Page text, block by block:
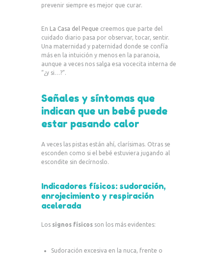
prevenir siempre es mejor que curar.
En La Casa del Peque creemos que parte del
cuidado diario pasa por observar, tocar, sentir.
Una maternidad y paternidad donde se confía
más en la intuición y menos en la paranoia,
aunque a veces nos salga esa vocecita interna de
“¿y si…?”.
Señales y síntomas que
indican que un bebé puede
estar pasando calor
A veces las pistas están ahí, clarísimas. Otras se
esconden como si el bebé estuviera jugando al
escondite sin decírnoslo.
Indicadores físicos: sudoración,
enrojecimiento y respiración
acelerada
Los signos físicos son los más evidentes:
Sudoración excesiva en la nuca, frente o